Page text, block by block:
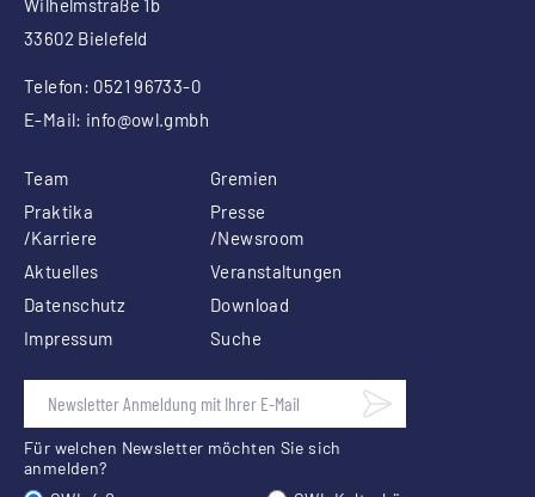
Wilhelmstraße 1b
33602 Bielefeld
Telefon: 0521 96733-0
E-Mail: info@owl.gmbh
Team
Gremien
Praktika
/Karriere
Presse
/Newsroom
Aktuelles
Veranstaltungen
Datenschutz
Download
Impressum
Suche
Für welchen Newsletter möchten Sie sich
anmelden?